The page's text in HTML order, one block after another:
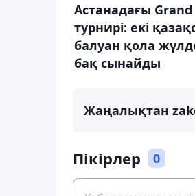
Астанадағы Grand
турнирі: екі
балуан қола
бақ сынайды
Жаңалықтан
Пікірлер 0